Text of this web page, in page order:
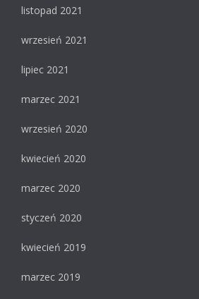
listopad 2021
wrzesień 2021
lipiec 2021
marzec 2021
wrzesień 2020
kwiecień 2020
marzec 2020
styczeń 2020
kwiecień 2019
marzec 2019